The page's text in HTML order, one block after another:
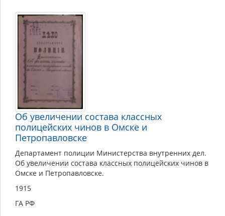
Об увеличении состава классных
полицейских чинов в Омске и
Петропавловске
Департамент полиции Министерства внутренних дел.
Об увеличении состава классных полицейских чинов в
Омске и Петропавловске.
1915
ГА РФ